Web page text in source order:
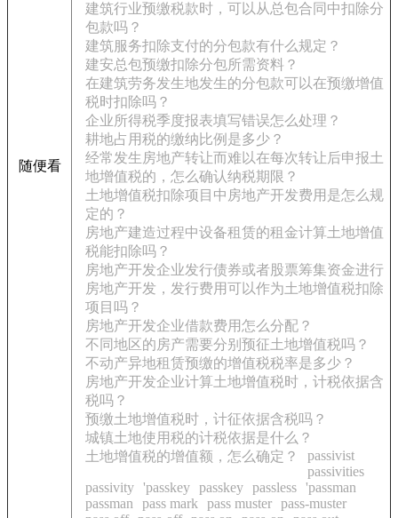
随便看
建筑行业预缴税款时，可以从总包合同中扣除分
包款吗？
建筑服务扣除支付的分包款有什么规定？
建安总包预缴扣除分包所需资料？
在建筑劳务发生地发生的分包款可以在预缴增值
税时扣除吗？
企业所得税季度报表填写错误怎么处理？
耕地占用税的缴纳比例是多少？
经常发生房地产转让而难以在每次转让后申报土
地增值税的，怎么确认纳税期限？
土地增值税扣除项目中房地产开发费用是怎么规
定的？
房地产建造过程中设备租赁的租金计算土地增值
税能扣除吗？
房地产开发企业发行债券或者股票筹集资金进行
房地产开发，发行费用可以作为土地增值税扣除
项目吗？
房地产开发企业借款费用怎么分配？
不同地区的房产需要分别预征土地增值税吗？
不动产异地租赁预缴的增值税税率是多少？
房地产开发企业计算土地增值税时，计税依据含
税吗？
预缴土地增值税时，计征依据含税吗？
城镇土地使用税的计税依据是什么？
土地增值税的增值额，怎么确定？
passivist
passivities
passivity 'passkey passkey passless 'passman
passman
pass mark pass muster pass-muster